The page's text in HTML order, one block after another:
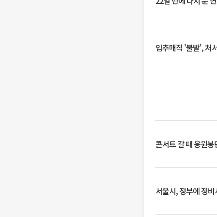
입추매직 '불발', 처
콘서트 갈 때 응원
서울시, 정부에 정